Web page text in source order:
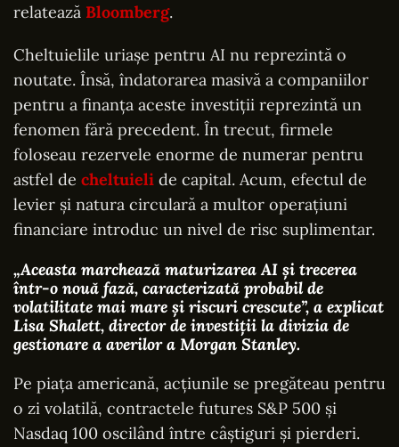
relatează Bloomberg.
Cheltuielile uriașe pentru AI nu reprezintă o
noutate. Însă, îndatorarea masivă a companiilor
pentru a finanța aceste investiții reprezintă un
fenomen fără precedent. În trecut, firmele
foloseau rezervele enorme de numerar pentru
astfel de cheltuieli de capital. Acum, efectul de
levier și natura circulară a multor operațiuni
financiare introduc un nivel de risc suplimentar.
„Aceasta marchează maturizarea AI și trecerea
într-o nouă fază, caracterizată probabil de
volatilitate mai mare și riscuri crescute”, a explicat
Lisa Shalett, director de investiții la divizia de
gestionare a averilor a Morgan Stanley.
Pe piața americană, acțiunile se pregăteau pentru
o zi volatilă, contractele futures S&P 500 și
Nasdaq 100 oscilând între câștiguri și pierderi.